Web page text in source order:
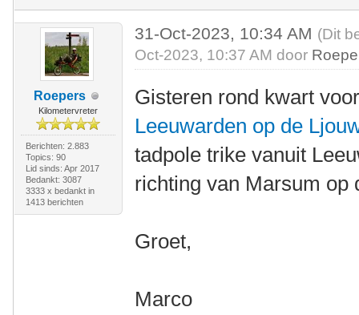
Roepers
Kilometervreter
Berichten: 2.883
Topics: 90
Lid sinds: Apr 2017
Bedankt: 3087
3333 x bedankt in
1413 berichten
31-Oct-2023, 10:34 AM (Dit
Oct-2023, 10:37 AM door
Gisteren rond kwart
Leeuwarden op de
tadpole trike vanuit
richting van Marsum op
Groet,
Marco